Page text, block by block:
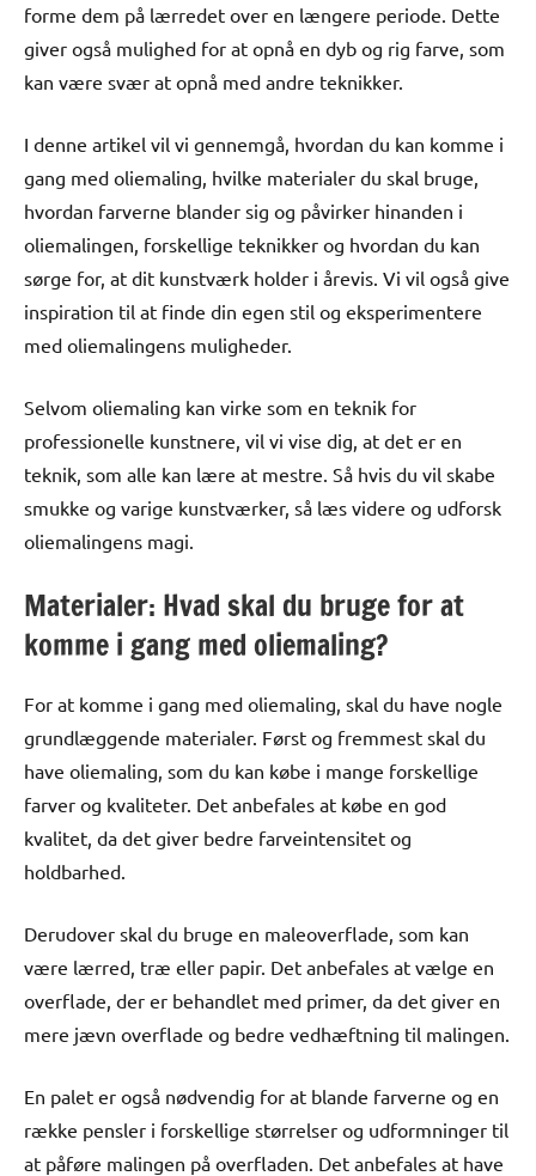
forme dem på lærredet over en længere periode. Dette
giver også mulighed for at opnå en dyb og rig farve, som
kan være svær at opnå med andre teknikker.
I denne artikel vil vi gennemgå, hvordan du kan komme i
gang med oliemaling, hvilke materialer du skal bruge,
hvordan farverne blander sig og påvirker hinanden i
oliemalingen, forskellige teknikker og hvordan du kan
sørge for, at dit kunstværk holder i årevis. Vi vil også give
inspiration til at finde din egen stil og eksperimentere
med oliemalingens muligheder.
Selvom oliemaling kan virke som en teknik for
professionelle kunstnere, vil vi vise dig, at det er en
teknik, som alle kan lære at mestre. Så hvis du vil skabe
smukke og varige kunstværker, så læs videre og udforsk
oliemalingens magi.
Materialer: Hvad skal du bruge for at
komme i gang med oliemaling?
For at komme i gang med oliemaling, skal du have nogle
grundlæggende materialer. Først og fremmest skal du
have oliemaling, som du kan købe i mange forskellige
farver og kvaliteter. Det anbefales at købe en god
kvalitet, da det giver bedre farveintensitet og
holdbarhed.
Derudover skal du bruge en maleoverflade, som kan
være lærred, træ eller papir. Det anbefales at vælge en
overflade, der er behandlet med primer, da det giver en
mere jævn overflade og bedre vedhæftning til malingen.
En palet er også nødvendig for at blande farverne og en
række pensler i forskellige størrelser og udformninger til
at påføre malingen på overfladen. Det anbefales at have